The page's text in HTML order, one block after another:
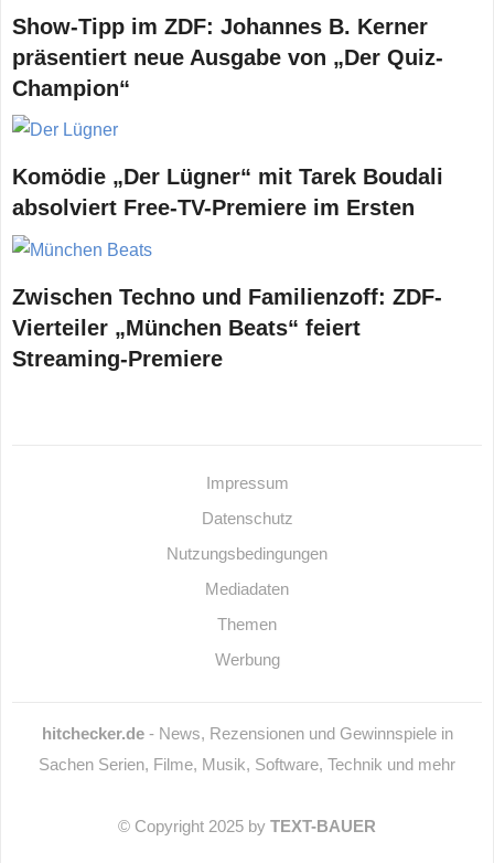
Show-Tipp im ZDF: Johannes B. Kerner
präsentiert neue Ausgabe von „Der Quiz-
Champion“
Komödie „Der Lügner“ mit Tarek Boudali
absolviert Free-TV-Premiere im Ersten
Zwischen Techno und Familienzoff: ZDF-
Vierteiler „München Beats“ feiert
Streaming-Premiere
Impressum
Datenschutz
Nutzungsbedingungen
Mediadaten
Themen
Werbung
hitchecker.de- News, Rezensionen und Gewinnspiele in
Sachen Serien, Filme, Musik, Software, Technik und mehr
© Copyright 2025 by TEXT-BAUER